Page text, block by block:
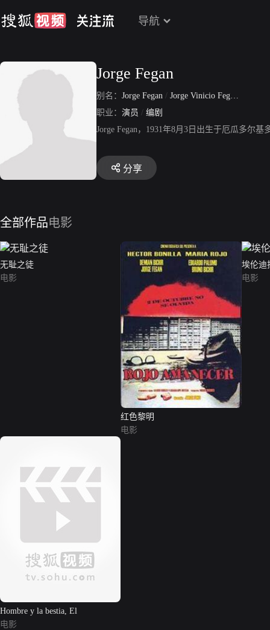
导航
Jorge Fegan
别名： Jorge Fegan / Jorge Vinicio Fegan Polit
职业： 演员 / 编剧
Jorge Fegan，1931年8月3日出生于厄瓜多尔
分享
全部作品电影
无耻之徒
电影
红色黎明
电影
埃伦迪
电影
Hombre y la bestia, El
电影